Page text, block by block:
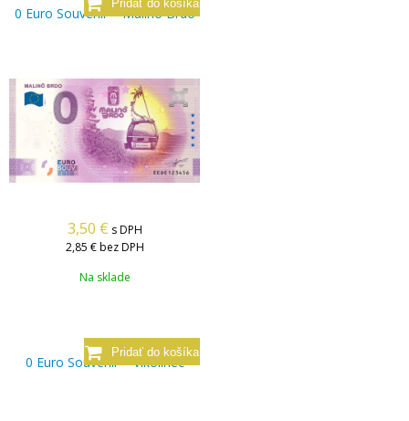
0 Euro Souvenir – Malinô Brdo
3,50 € s DPH
2,85 € bez DPH
Na sklade
0 Euro Souvenir – Vlkolínec